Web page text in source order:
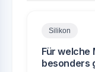
Silikon
Für welche
besonders